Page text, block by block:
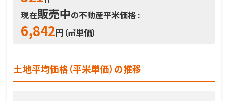
現在販売中の不動産平米価格 :
6,842円（㎡単価）
土地平均価格（平米単価）の推移